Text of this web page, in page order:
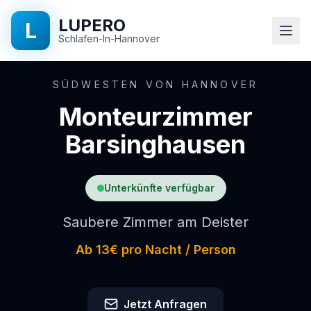
L LUPERO
Schlafen-In-Hannover
Startseite
Ausstattung
SÜDWESTEN VON HANNOVER
Monteurzimmer
Barsinghausen
Unterkünfte verfügbar
Saubere Zimmer am Deister
Ab 13€ pro Nacht / Person
Jetzt Anfragen